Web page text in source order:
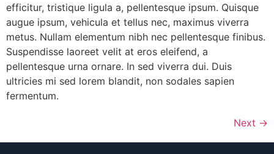
efficitur, tristique ligula a, pellentesque ipsum. Quisque
augue ipsum, vehicula et tellus nec, maximus viverra
metus. Nullam elementum nibh nec pellentesque finibus.
Suspendisse laoreet velit at eros eleifend, a
pellentesque urna ornare. In sed viverra dui. Duis
ultricies mi sed lorem blandit, non sodales sapien
fermentum.
Next →